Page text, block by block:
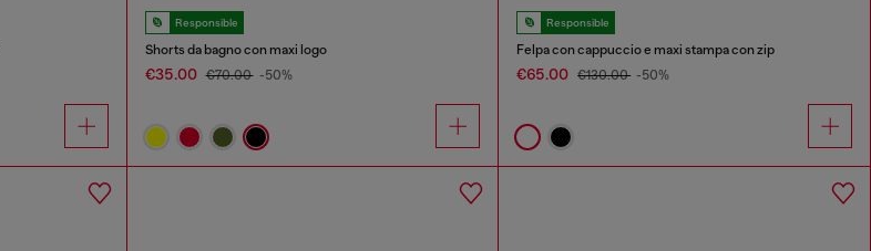
Responsible
Shorts da bagno con maxi logo
€35.00 €70.00 -50%
Responsible
Felpa con cappuccio e maxi stampa con zip
€65.00 €130.00 -50%